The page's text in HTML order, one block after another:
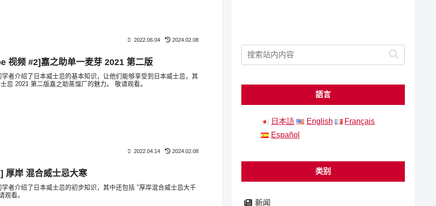
2022.06.04 2024.02.08
视频 #2]嘉之助单一麦芽 2021 第二版
者介绍了日本威士忌的基本知识，让他们能够享受到日本威士忌，其
忌 2021 第二版嘉之助蒸馏厂的魅力。 敬请观看。
2022.04.14 2024.02.08
厚岸 混合威士忌大寒
者介绍了日本威士忌的初步知识，其中还包括 "厚岸混合威士忌大千
观看。
語言
日本語 English
Français
Español
类别
新闻